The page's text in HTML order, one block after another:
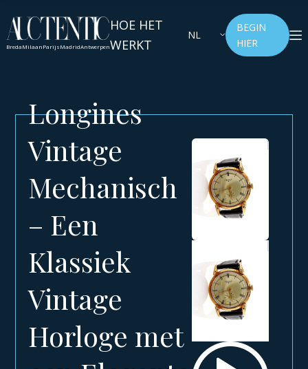
BredaMilaanParijsMadridAntwerpen
HOE HET
WERKT
NL
BEGIN
HIER
Longines
Vintage
Mechanisch
– Een
Klassiek
Vintage
Horloge met